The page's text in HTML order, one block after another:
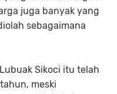
juga banyak yang
sebagaimana
Sikoci itu telah
meski